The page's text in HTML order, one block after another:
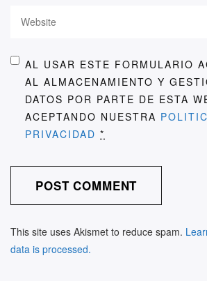
AL USAR ESTE FORMULARIO
AL ALMACENAMIENTO Y
DATOS POR PARTE DE ESTA
ACEPTANDO NUESTRA
PRIVACIDAD *
This site uses Akismet to reduce spam.
data is processed.